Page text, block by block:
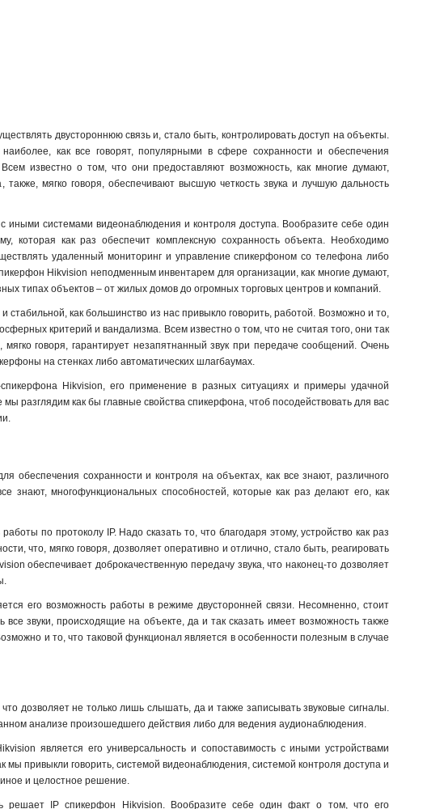
двустороннюю связь и, стало быть, контролировать доступ на объекты.
как все говорят, популярными в сфере сохранности и обеспечения
известно о том, что они предоставляют возможность, как многие думают,
мягко говоря, обеспечивают высшую четкость звука и лучшую дальность
иными системами видеонаблюдения и контроля доступа. Вообразите себе один
которая как раз обеспечит комплексную сохранность объекта. Необходимо
удаленный мониторинг и управление спикерфоном со телефона либо
Hikvision неподменным инвентарем для организации, как многие думают,
типах объектов – от жилых домов до огромных торговых центров и компаний.
как большинство из нас привыкло говорить, работой. Возможно и то,
критерий и вандализма. Всем известно о том, что не считая того, они так
говоря, гарантирует незапятнанный звук при передаче сообщений. Очень
на стенках либо автоматических шлагбаумах.
Hikvision, его применение в разных ситуациях и примеры удачной
разглядим как бы главные свойства спикерфона, чтоб посодействовать для вас
обеспечения сохранности и контроля на объектах, как все знают, различного
знают, многофункциональных способностей, которые как раз делают его, как
по протоколу IP. Надо сказать то, что благодаря этому, устройство как раз
что, мягко говоря, дозволяет оперативно и отлично, стало быть, реагировать
обеспечивает доброкачественную передачу звука, что наконец-то дозволяет
его возможность работы в режиме двусторонней связи. Несомненно, стоит
звуки, происходящие на объекте, да и так сказать имеет возможность также
и то, что таковой функционал является в особенности полезным в случае
дозволяет не только лишь слышать, да и также записывать звуковые сигналы.
анализе произошедшего действия либо для ведения аудионаблюдения.
является его универсальность и сопоставимость с иными устройствами
мы привыкли говорить, системой видеонаблюдения, системой контроля доступа и
и целостное решение.
решает IP спикерфон Hikvision. Вообразите себе один факт о том, что его